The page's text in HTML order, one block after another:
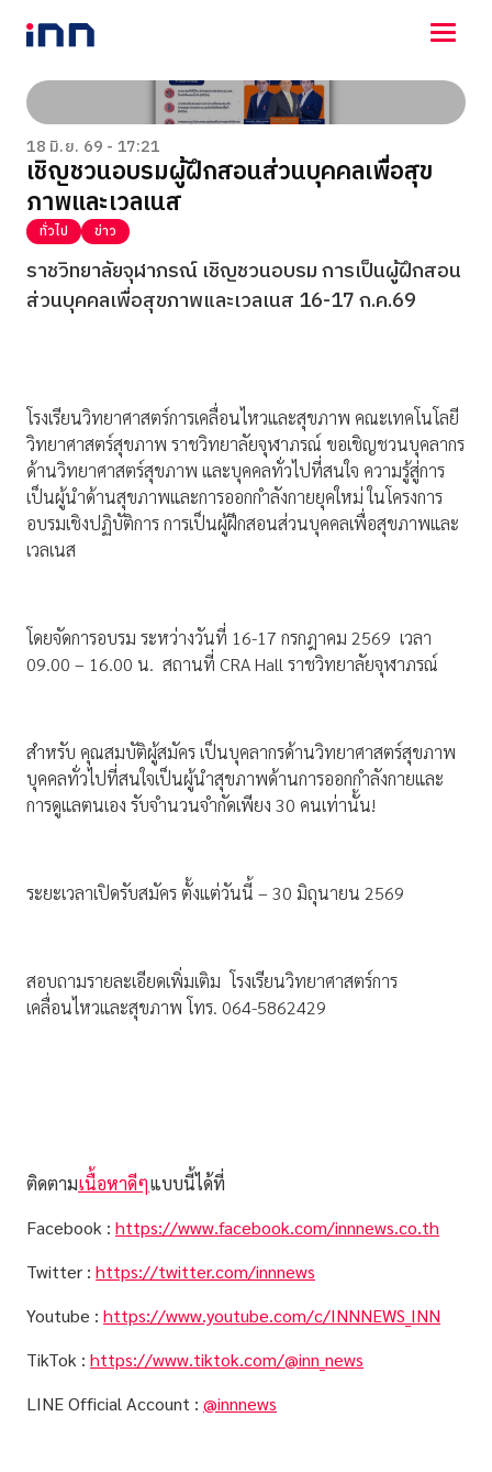
NEWS
ENTERTAINMENT
LIFESTYLE
HOROSCOPE
LOTTERY
VIDEO
ร่วมด้วยช่วยกัน
18 มิ.ย. 69 - 17:21
เชิญชวนอบรมผู้ฝึกสอนส่วนบุคคลเพื่อสุข
ภาพและเวลเนส
ทั่วไป ข่าว
ราชวิทยาลัยจุฬาภรณ์ เชิญชวนอบรม การเป็นผู้ฝึกสอน
ส่วนบุคคลเพื่อสุขภาพและเวลเนส 16-17 ก.ค.69
โรงเรียนวิทยาศาสตร์การเคลื่อนไหวและสุขภาพ คณะเทคโนโลยี
วิทยาศาสตร์สุขภาพ ราชวิทยาลัยจุฬาภรณ์ ขอเชิญชวนบุคลากร
ด้านวิทยาศาสตร์สุขภาพ และบุคคลทั่วไปที่สนใจ ความรู้สู่การ
เป็นผู้นำด้านสุขภาพและการออกกำลังกายยุคใหม่ ในโครงการ
อบรมเชิงปฏิบัติการ การเป็นผู้ฝึกสอนส่วนบุคคลเพื่อสุขภาพและ
เวลเนส
โดยจัดการอบรม ระหว่างวันที่ 16-17 กรกฎาคม 2569 เวลา
09.00 – 16.00 น. สถานที่ CRA Hall ราชวิทยาลัยจุฬาภรณ์
สำหรับ คุณสมบัติผู้สมัคร เป็นบุคลากรด้านวิทยาศาสตร์สุขภาพ
บุคคลทั่วไปที่สนใจเป็นผู้นำสุขภาพด้านการออกกำลังกายและ
การดูแลตนเอง รับจำนวนจำกัดเพียง 30 คนเท่านั้น!
ระยะเวลาเปิดรับสมัคร ตั้งแต่วันนี้ – 30 มิถุนายน 2569
สอบถามรายละเอียดเพิ่มเติม โรงเรียนวิทยาศาสตร์การ
เคลื่อนไหวและสุขภาพ โทร. 064-5862429
ติดตามเนื้อหาดีๆแบบนี้ได้ที่
Facebook : https://www.facebook.com/innnews.co.th
Twitter : https://twitter.com/innnews
Youtube : https://www.youtube.com/c/INNNEWS_INN
TikTok : https://www.tiktok.com/@inn_news
LINE Official Account : @innnews